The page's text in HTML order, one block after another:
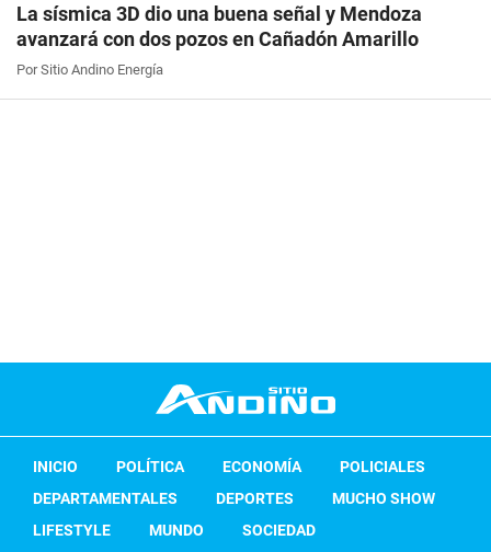
La sísmica 3D dio una buena señal y Mendoza
avanzará con dos pozos en Cañadón Amarillo
Por Sitio Andino Energía
INICIO POLÍTICA ECONOMÍA
POLICIALES
DEPARTAMENTALES
DEPORTES
MUCHO SHOW
LIFESTYLE
MUNDO SOCIEDAD